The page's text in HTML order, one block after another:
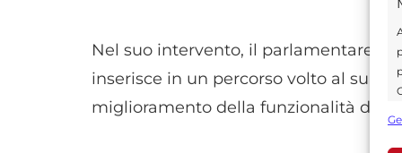
Nel suo intervento, il parlamentare
inserisce in un percorso volto al
miglioramento della funzionalità degli